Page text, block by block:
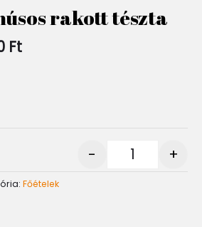
rakott tészta
Ft
900 Ft
-
2
- +
Főételek